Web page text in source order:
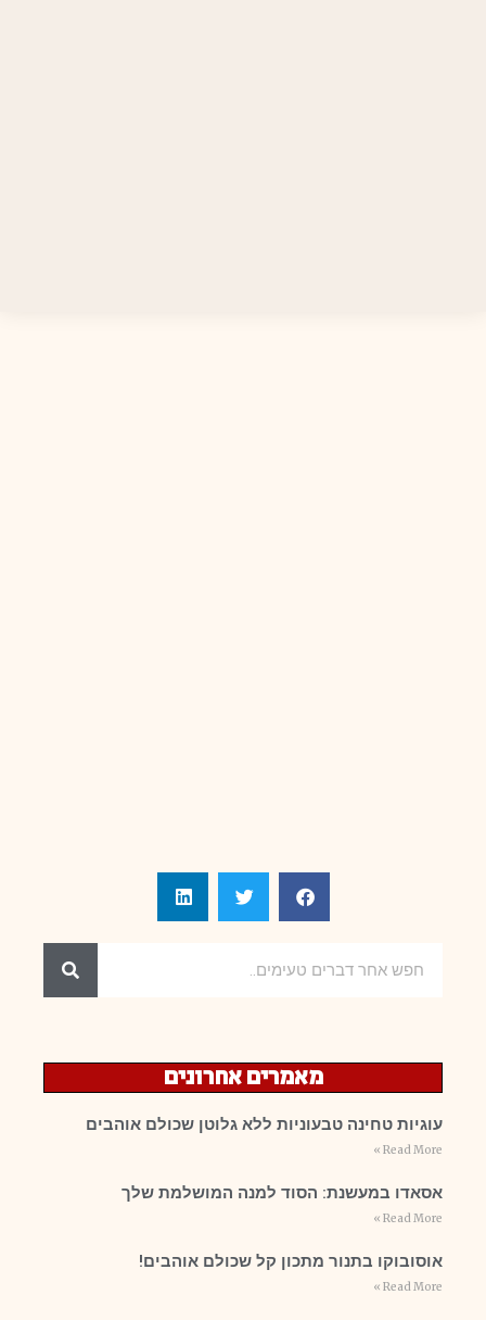
מאמרים אחרונים
עוגיות טחינה טבעוניות ללא גלוטן שכולם אוהבים
Read More »
אסאדו במעשנת: הסוד למנה המושלמת שלך
Read More »
אוסובוקו בתנור מתכון קל שכולם אוהבים!
Read More »